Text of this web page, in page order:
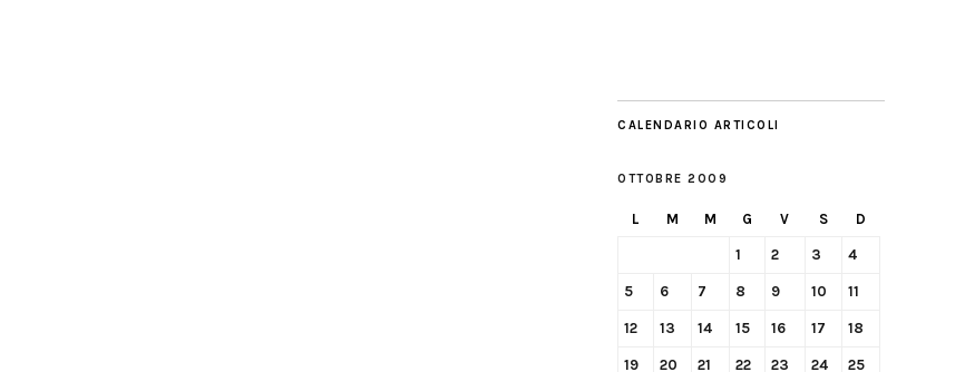
CALENDARIO ARTICOLI
OTTOBRE 2009
L M M G V S D
1 2 3 4
5 6 7 8 9 10 11
12 13 14 15 16 17 18
19 20 21 22 23 24 25